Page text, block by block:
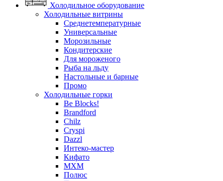
Холодильное оборудование
Холодильные витрины
Среднетемпературные
Универсальные
Морозильные
Кондитерские
Для мороженого
Рыба на льду
Настольные и барные
Промо
Холодильные горки
Be Blocks!
Brandford
Chilz
Cryspi
Dazzl
Интеко-мастер
Кифато
МХМ
Полюс